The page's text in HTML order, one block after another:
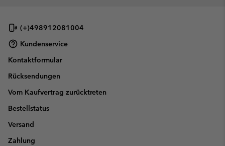
(+)498912081004
Kundenservice
Kontaktformular
Rücksendungen
Vom Kaufvertrag zurücktreten
Bestellstatus
Versand
Zahlung